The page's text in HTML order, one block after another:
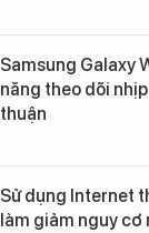
Samsung Galaxy
năng theo dõi
thuận
Sử dụng Internet
làm giảm nguy